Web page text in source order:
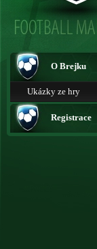
O Brejku
Ukázky ze hry
Registrace